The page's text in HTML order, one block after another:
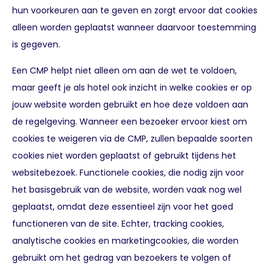
hun voorkeuren aan te geven en zorgt ervoor dat cookies
alleen worden geplaatst wanneer daarvoor toestemming
is gegeven.
Een CMP helpt niet alleen om aan de wet te voldoen,
maar geeft je als hotel ook inzicht in welke cookies er op
jouw website worden gebruikt en hoe deze voldoen aan
de regelgeving. Wanneer een bezoeker ervoor kiest om
cookies te weigeren via de CMP, zullen bepaalde soorten
cookies niet worden geplaatst of gebruikt tijdens het
websitebezoek. Functionele cookies, die nodig zijn voor
het basisgebruik van de website, worden vaak nog wel
geplaatst, omdat deze essentieel zijn voor het goed
functioneren van de site. Echter, tracking cookies,
analytische cookies en marketingcookies, die worden
gebruikt om het gedrag van bezoekers te volgen of